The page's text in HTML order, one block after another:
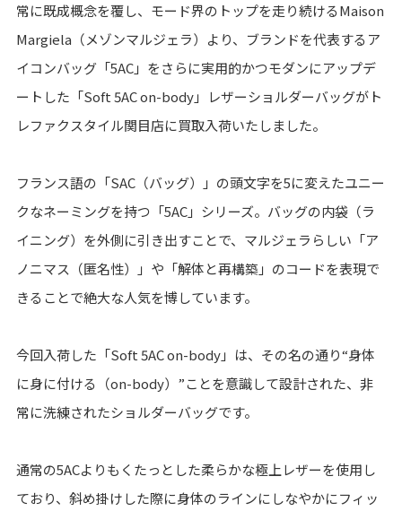
常に既成概念を覆し、モード界のトップを走り続けるMaison
Margiela（メゾンマルジェラ）より、ブランドを代表するア
イコンバッグ「5AC」をさらに実用的かつモダンにアップデ
ートした「Soft 5AC on-body」レザーショルダーバッグがト
レファクスタイル関目店に買取入荷いたしました。
フランス語の「SAC（バッグ）」の頭文字を5に変えたユニー
クなネーミングを持つ「5AC」シリーズ。バッグの内袋（ラ
イニング）を外側に引き出すことで、マルジェラらしい「ア
ノニマス（匿名性）」や「解体と再構築」のコードを表現で
きることで絶大な人気を博しています。
今回入荷した「Soft 5AC on-body」は、その名の通り“身体
に身に付ける（on-body）”ことを意識して設計された、非
常に洗練されたショルダーバッグです。
通常の5ACよりもくたっとした柔らかな極上レザーを使用し
ており、斜め掛けした際に身体のラインにしなやかにフィッ